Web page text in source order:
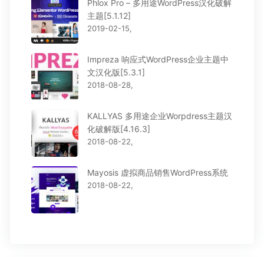
Phlox Pro – 多用途WordPress汉化破解
主题[5.1.12]
2019-02-15,
Impreza 响应式WordPress企业主题中
文汉化版[5.3.1]
2018-08-28,
KALLYAS 多用途企业Worpdress主题汉
化破解版[4.16.3]
2018-08-22,
Mayosis 虚拟商品销售WordPress系统
2018-08-22,